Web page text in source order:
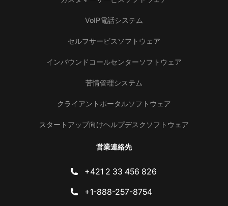
VoIP電話システム
セルフサービスソフトウェア
インバウンドコールセンターソフトウェア
苦情管理システム
クライアントポータルソフトウェア
スタートアップ向けヘルプデスクソフトウェア
営業連絡先
+421 2 33 456 826
+1-888-257-8754